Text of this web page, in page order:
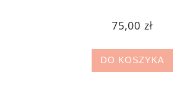
75,00 zł
DO KOSZYKA